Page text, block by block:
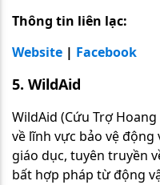
Thông tin liên lạc:
Website | Facebook
5. WildAid
WildAid (Cứu Trợ
về lĩnh vực bảo vệ
giáo dục, tuyên truyền
bất hợp pháp từ động